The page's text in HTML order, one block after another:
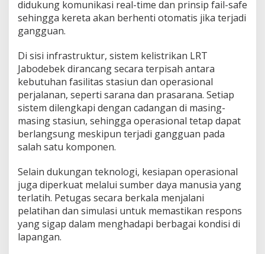
didukung komunikasi real-time dan prinsip fail-safe
sehingga kereta akan berhenti otomatis jika terjadi
gangguan.
Di sisi infrastruktur, sistem kelistrikan LRT
Jabodebek dirancang secara terpisah antara
kebutuhan fasilitas stasiun dan operasional
perjalanan, seperti sarana dan prasarana. Setiap
sistem dilengkapi dengan cadangan di masing-
masing stasiun, sehingga operasional tetap dapat
berlangsung meskipun terjadi gangguan pada
salah satu komponen.
Selain dukungan teknologi, kesiapan operasional
juga diperkuat melalui sumber daya manusia yang
terlatih. Petugas secara berkala menjalani
pelatihan dan simulasi untuk memastikan respons
yang sigap dalam menghadapi berbagai kondisi di
lapangan.